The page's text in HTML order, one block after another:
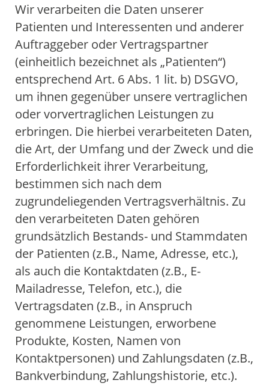
Wir verarbeiten die Daten unserer
Patienten und Interessenten und anderer
Auftraggeber oder Vertragspartner
(einheitlich bezeichnet als „Patienten“)
entsprechend Art. 6 Abs. 1 lit. b) DSGVO,
um ihnen gegenüber unsere vertraglichen
oder vorvertraglichen Leistungen zu
erbringen. Die hierbei verarbeiteten Daten,
die Art, der Umfang und der Zweck und die
Erforderlichkeit ihrer Verarbeitung,
bestimmen sich nach dem
zugrundeliegenden Vertragsverhältnis. Zu
den verarbeiteten Daten gehören
grundsätzlich Bestands- und Stammdaten
der Patienten (z.B., Name, Adresse, etc.),
als auch die Kontaktdaten (z.B., E-
Mailadresse, Telefon, etc.), die
Vertragsdaten (z.B., in Anspruch
genommene Leistungen, erworbene
Produkte, Kosten, Namen von
Kontaktpersonen) und Zahlungsdaten (z.B.,
Bankverbindung, Zahlungshistorie, etc.).